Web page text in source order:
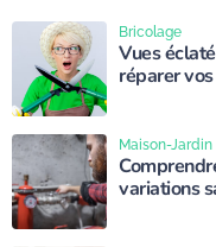
Vues
réparer
Bricolage
variations
Maison-Jardin